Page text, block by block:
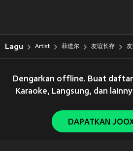
Lagu Artist 菲道尔 友谊长存
Dengarkan offline. Buat
Karaoke, Langsung, dan
DAPATKAN